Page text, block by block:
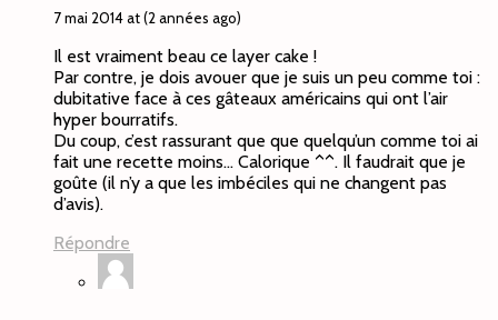
7 mai 2014 at (2 années ago)
Il est vraiment beau ce layer cake !
Par contre, je dois avouer que je suis un peu comme toi :
dubitative face à ces gâteaux américains qui ont l’air
hyper bourratifs.
Du coup, c’est rassurant que que quelqu’un comme toi ai
fait une recette moins… Calorique ^^. Il faudrait que je
goûte (il n’y a que les imbéciles qui ne changent pas
d’avis).
Répondre